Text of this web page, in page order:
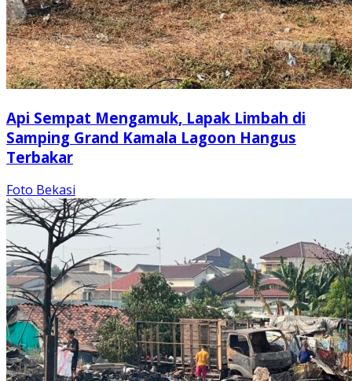
Api Sempat Mengamuk, Lapak Limbah di
Samping Grand Kamala Lagoon Hangus
Terbakar
Foto Bekasi